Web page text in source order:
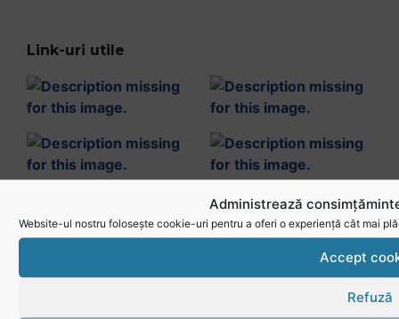
Administrează
Website-ul nostru folosește cookie-uri pentru a oferi o experiență cât mai
Accept
Refuză
Link-uri utile